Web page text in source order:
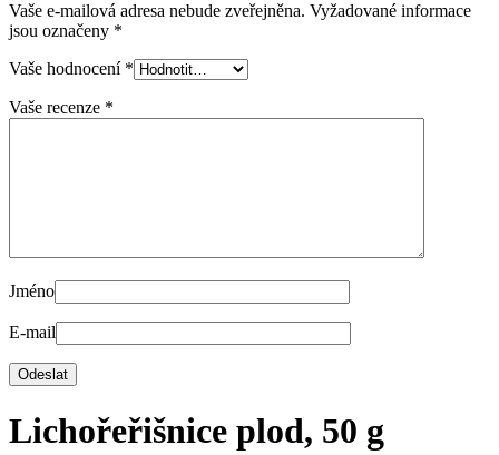
Vaše e-mailová adresa nebude zveřejněna. Vyžadované informace
jsou označeny *
Vaše hodnocení *
Vaše recenze *
Jméno
E-mail
Lichořeřišnice plod, 50 g